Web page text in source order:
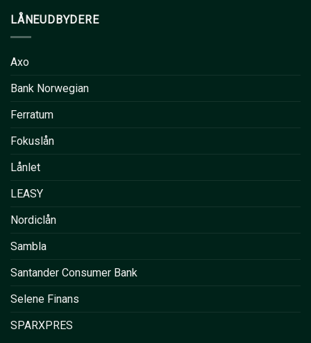
LÅNEUDBYDERE
Axo
Bank Norwegian
Ferratum
Fokuslån
Lånlet
LEASY
Nordiclån
Sambla
Santander Consumer Bank
Selene Finans
SPARXPRES